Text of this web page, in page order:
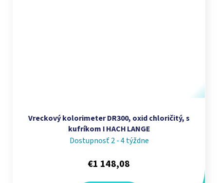
Vreckový kolorimeter DR300, oxid chloričitý, s
kufríkom I HACH LANGE
Dostupnosť 2 - 4 týždne
€1 148,08